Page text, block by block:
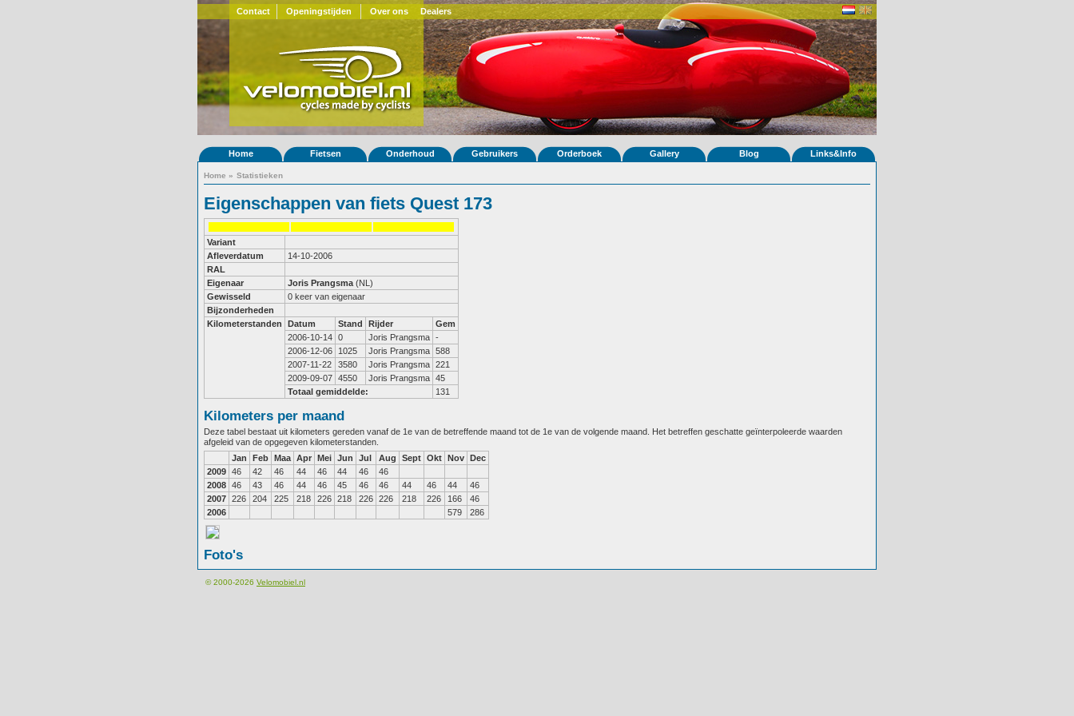
Contact Openingstijden Over ons Dealers
Home Fietsen Onderhoud Gebruikers Orderboek Gallery Blog Links&Info
Home » Statistieken
Eigenschappen van fiets Quest 173
Variant
Afleverdatum
14-10-2006
RAL
Eigenaar
Joris Prangsma (NL)
Gewisseld
0 keer van eigenaar
Bijzonderheden
Kilometerstanden
Datum Stand Rijder
Gem
2006-10-14 0 Joris Prangsma -
2006-12-06
1025 Joris Prangsma 588
2007-11-22
3580 Joris Prangsma 221
2009-09-07 4550 Joris Prangsma 45
Totaal gemiddelde:
131
Kilometers per maand
Deze tabel bestaat uit kilometers gereden vanaf de 1e van de betreffende maand tot de 1e van de volgende maand. Het betreffen geschatte geïnterpoleerde waarden
afgeleid van de opgegeven kilometerstanden.
Jan
Feb Maa Apr Mei Jun Jul Aug Sept Okt Nov Dec
2009 46 42 46 44 46 44 46
46
2008 46 43 46 44 46 45 46 46 44 46 44
46
2007 226 204 225 218 226 218 226 226 218 226 166
46
2006
579 286
Foto's
© 2000-2026 Velomobiel.nl